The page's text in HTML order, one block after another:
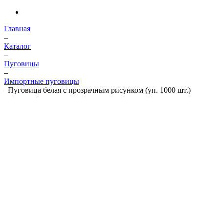
Главная
–
Каталог
–
Пуговицы
–
Импортные пуговицы
–Пуговица белая с прозрачным рисунком (уп. 1000 шт.)